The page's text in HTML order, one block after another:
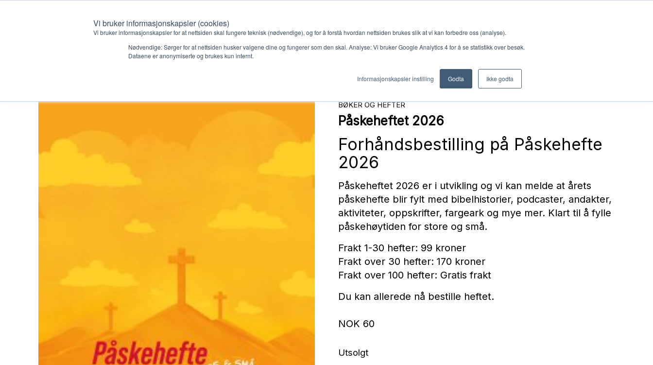
Vi bruker informasjonskapsler (cookies)
Vi bruker informasjonskapsler for at nettsiden skal fungere teknisk (nødvendige), og for å forstå hvordan nettsiden brukes slik at vi kan forbedre oss (analyse).
Nødvendige: Sørger for at nettsiden husker valgene dine og fungerer som den skal. Analyse: Vi bruker Google Analytics 4 for å se statistikk over besøk.
Dataene er anonymiserte og brukes kun internt.
Informasjonskapsler instilling Godta Ikke godta
Kontakt oss Medlemssystem Min konto
Kalender
Unge voksne
Støtteordninger
Ressursbank
Nettbutikk
Singback
Bøker og hefter
Hermon
LOVSANG FOR TWEENSMERCH
BØKER OG HEFTER
Påskeheftet 2026
Forhåndsbestilling på Påskehefte
2026
Påskeheftet 2026 er i utvikling og vi kan melde at årets
påskehefte blir fylt med bibelhistorier, podcaster, andakter,
aktiviteter, oppskrifter, fargeark og mye mer. Klart til å fylle
påskehøytiden for store og små.
Frakt 1-30 hefter: 99 kroner
Frakt over 30 hefter: 170 kroner
Frakt over 100 hefter: Gratis frakt
Du kan allerede nå bestille heftet.
NOK 60
Utsolgt